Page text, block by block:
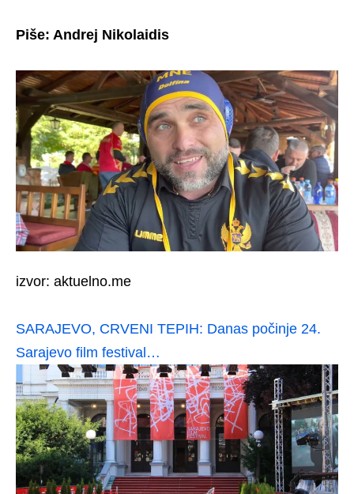
Piše: Andrej Nikolaidis
izvor: aktuelno.me
SARAJEVO, CRVENI TEPIH: Danas počinje 24.
Sarajevo film festival…